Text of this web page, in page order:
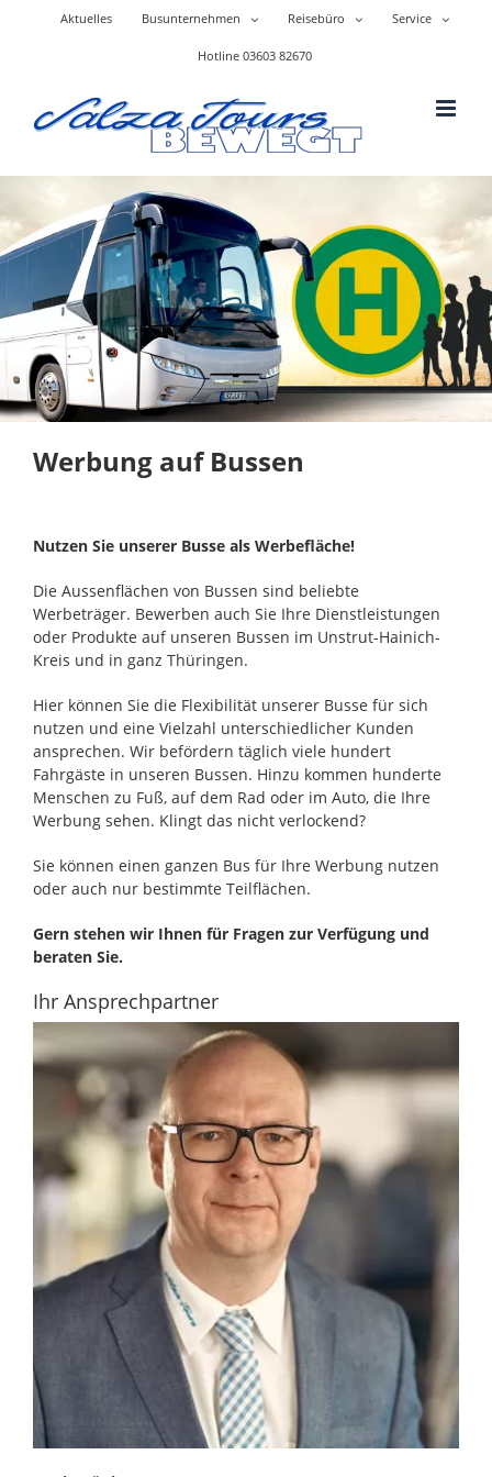
Aktuelles Busunternehmen Reisebüro Service
Hotline 03603 82670
Werbung auf Bussen
Nutzen Sie unserer Busse als Werbefläche!
Die Aussenflächen von Bussen sind beliebte
Werbeträger. Bewerben auch Sie Ihre Dienstleistungen
oder Produkte auf unseren Bussen im Unstrut-Hainich-
Kreis und in ganz Thüringen.
Hier können Sie die Flexibilität unserer Busse für sich
nutzen und eine Vielzahl unterschiedlicher Kunden
ansprechen. Wir befördern täglich viele hundert
Fahrgäste in unseren Bussen. Hinzu kommen hunderte
Menschen zu Fuß, auf dem Rad oder im Auto, die Ihre
Werbung sehen. Klingt das nicht verlockend?
Sie können einen ganzen Bus für Ihre Werbung nutzen
oder auch nur bestimmte Teilflächen.
Gern stehen wir Ihnen für Fragen zur Verfügung und
beraten Sie.
Ihr Ansprechpartner